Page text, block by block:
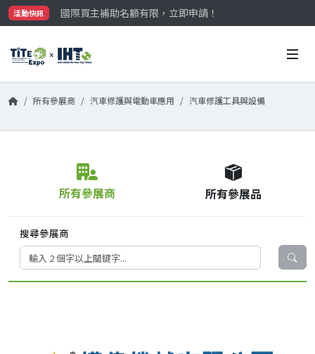
活動快訊
國際買主補助名額有限，立即申請！
參觀門票開放申請中‼️
國際買主補助名額有限，立即申請！
所有參展商 汽車修護與電動車應用 汽車修護工具與設備
所有參展商 所有參展品
搜尋參展商